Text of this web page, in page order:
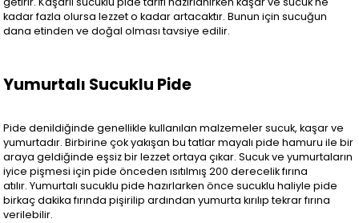
kadar fazla olursa lezzet o kadar artacaktır. Bunun için sucuğun
dana etinden ve doğal olması tavsiye edilir.
Yumurtalı Sucuklu Pide
Pide denildiğinde genellikle kullanılan malzemeler sucuk, kaşar ve
yumurtadır. Birbirine çok yakışan bu tatlar mayalı pide hamuru ile bir
araya geldiğinde eşsiz bir lezzet ortaya çıkar. Sucuk ve yumurtaların
iyice pişmesi için pide önceden ısıtılmış 200 derecelik fırına
atılır. Yumurtalı sucuklu pide hazırlarken önce sucuklu haliyle pide
birkaç dakika fırında pişirilip ardından yumurta kırılıp tekrar fırına
verilebilir.